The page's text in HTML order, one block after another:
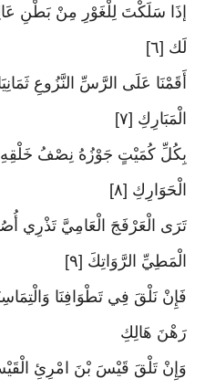
إذَا سَلَكْتَ لِلْغَوْرِ مِنْ بَطْنِ
لَك [٦]
أَقَمْنَا عَلَى الرَّسِّ النَّزُوعِ
الْمَبَارِكِ [٧]
بِكُلِّ كُمَيْتٍ جَوْزُهُ نِصْفُ
الْحَوَارِكِ [٨]
تَرَى الْعَرْفَجَ الْعَامِيَّ تَذْرِي
الْمَطِيِّ الرَّوَاتِكَ [٩]
فَإِنْ نَلْقَ فِي تَطْوَافِنَا
رَهْنَ هَالِكِ
وَإِنْ تَلْقَ قَيْسَ بْنَ امْرِئِ